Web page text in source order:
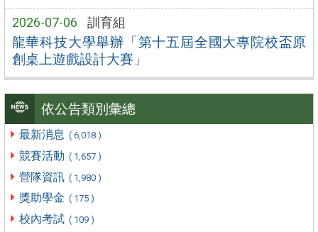
2026-07-06 訓育組
龍華科技大學舉辦「第十五屆全國大專院校盃原
創桌上遊戲設計大賽」
依公告類別彙總
最新消息 ( 6,018 )
競賽活動 ( 1,657 )
營隊資訊 ( 1,980 )
獎助學金 ( 175 )
校內考試 ( 109 )